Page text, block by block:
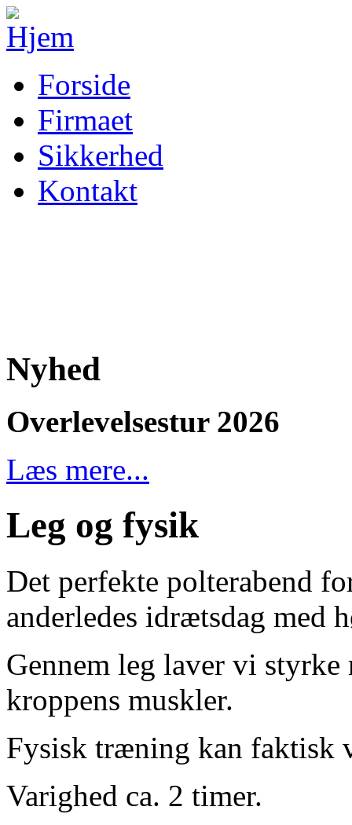
Forside
Firmaet
Sikkerhed
Kontakt
Nyhed
Overlevelsestur 2026
Læs mere...
Leg og fysik
Det perfekte polterabend
anderledes idrætsdag med
Gennem leg laver vi
kroppens muskler.
Fysisk træning kan faktisk
Varighed ca. 2 timer.